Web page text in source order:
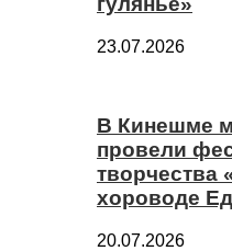
23.07.2026
В Кинешме
провели
творчества
хороводе
20.07.2026